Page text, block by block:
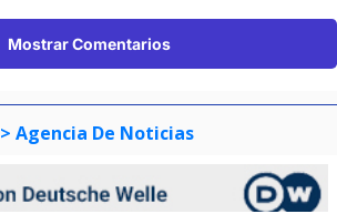
Mostrar Comentarios
> Agencia De Noticias